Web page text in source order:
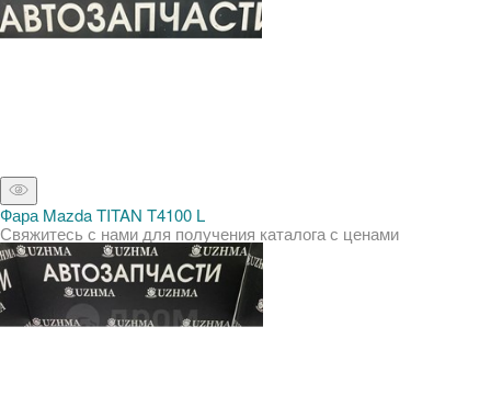
Фара Mazda TITAN T4100 L
Свяжитесь с нами для получения каталога с ценами